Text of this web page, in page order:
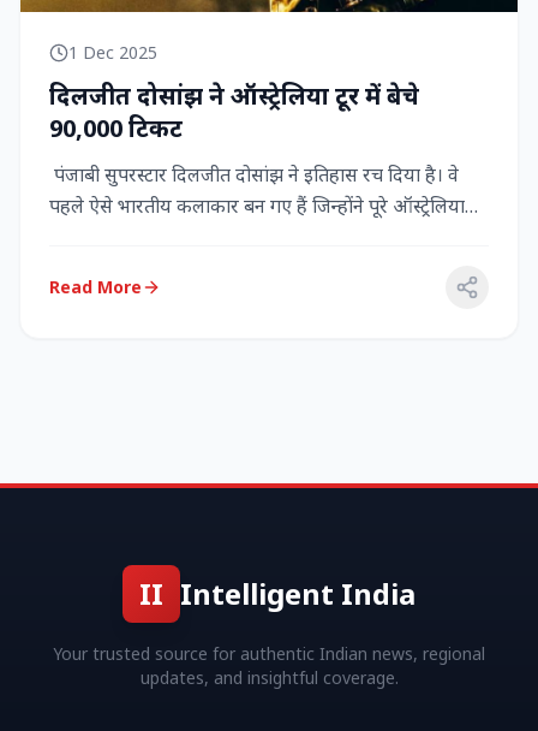
1 Dec 2025
दिलजीत दोसांझ ने ऑस्ट्रेलिया टूर में बेचे
90,000 टिकट
पंजाबी सुपरस्टार दिलजीत दोसांझ ने इतिहास रच दिया है। वे
पहले ऐसे भारतीय कलाकार बन गए हैं जिन्होंने पूरे ऑस्ट्रेलिया
Read More
II Intelligent India
Your trusted source for authentic Indian news, regional
updates, and insightful coverage.